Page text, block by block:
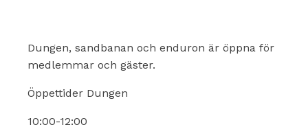
Dungen, sandbanan och enduron är öppna för
medlemmar och gäster.
Öppettider Dungen
10:00-12:00